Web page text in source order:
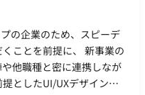
の企業のため、スピーデ
ことを前提に、 新事業の
他職種と密に連携しなが
としたUI/UXデザインを